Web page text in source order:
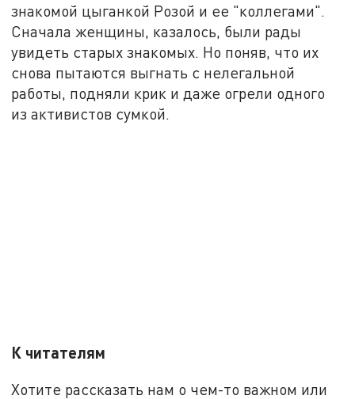
знакомой цыганкой Розой и ее "коллегами".
Сначала женщины, казалось, были рады
увидеть старых знакомых. Но поняв, что их
снова пытаются выгнать с нелегальной
работы, подняли крик и даже огрели одного
из активистов сумкой.
К читателям
Хотите рассказать нам о чем-то важном или